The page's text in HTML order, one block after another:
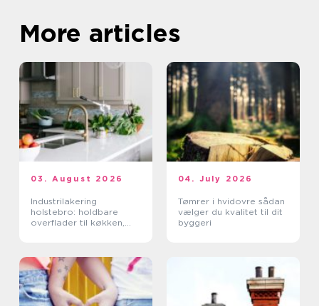
More articles
03. August 2026
Industrilakering
holstebro: holdbare
overflader til køkken,
04. July 2026
Tømrer i hvidovre sådan
vælger du kvalitet til dit
byggeri